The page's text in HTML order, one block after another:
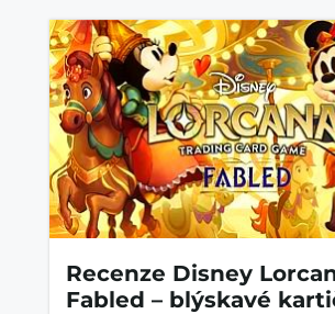
Recenze Disney
Fabled – blýskavé